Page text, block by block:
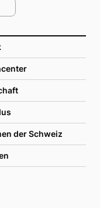
der Schweiz